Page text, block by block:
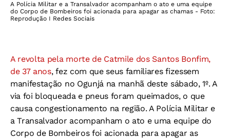
A Polícia Militar e a Transalvador acompanham o ato e uma equipe
do Corpo de Bombeiros foi acionada para apagar as chamas - Foto:
Reprodução I Redes Sociais
A revolta pela morte de Catmile dos Santos Bonfim,
de 37 anos, fez com que seus familiares fizessem
manifestação no Ogunjá na manhã deste sábado, 1º. A
via foi bloqueada e pneus foram queimados, o que
causa congestionamento na região. A Polícia Militar e
a Transalvador acompanham o ato e uma equipe do
Corpo de Bombeiros foi acionada para apagar as